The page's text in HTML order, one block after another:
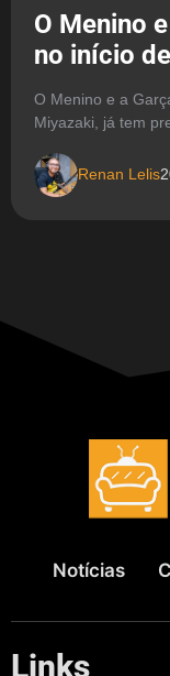
O Menino
no início
O Menino e a
Miyazaki, já tem
Renan Lelis
Notícias
Links